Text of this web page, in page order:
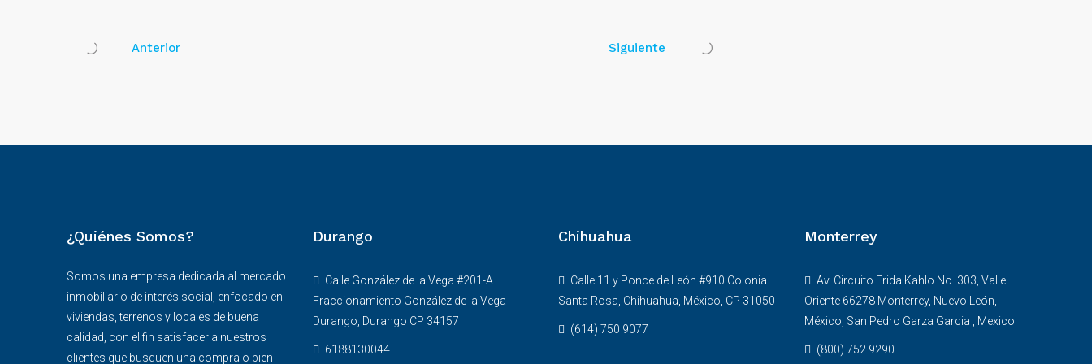
Anterior Siguiente
¿Quiénes Somos?
Somos una empresa dedicada al mercado
inmobiliario de interés social, enfocado en
viviendas, terrenos y locales de buena
calidad, con el fin satisfacer a nuestros
clientes que busquen una compra o bien
Durango
Calle González de la Vega #201-A
Fraccionamiento González de la Vega
Durango, Durango CP 34157
6188130044
Chihuahua
Calle 11 y Ponce de León #910 Colonia
Santa Rosa, Chihuahua, México, CP 31050
(614) 750 9077
Monterrey
Av. Circuito Frida Kahlo No. 303, Valle
Oriente 66278 Monterrey, Nuevo León,
México, San Pedro Garza Garcia , Mexico
(800) 752 9290